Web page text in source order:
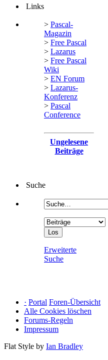
Links
> Pascal-
Magazin
> Free Pascal
> Lazarus
> Free Pascal
Wiki
> EN Forum
> Lazarus-
Konferenz
> Pascal
Conference
Ungelesene
Beiträge
Suche
Erweiterte
Suche
· Portal Foren-Übersicht
Alle Cookies löschen
Forums-Regeln
Impressum
Flat Style by Ian Bradley